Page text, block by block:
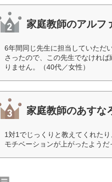
家庭教師のアルフ
6年間同じ先生に担当していただ
さったので、この先生でなけれ
りません。（40代／女性）
家庭教師のあすな
1対1でじっくりと教えてくれた
モチベーションが上がったようだ